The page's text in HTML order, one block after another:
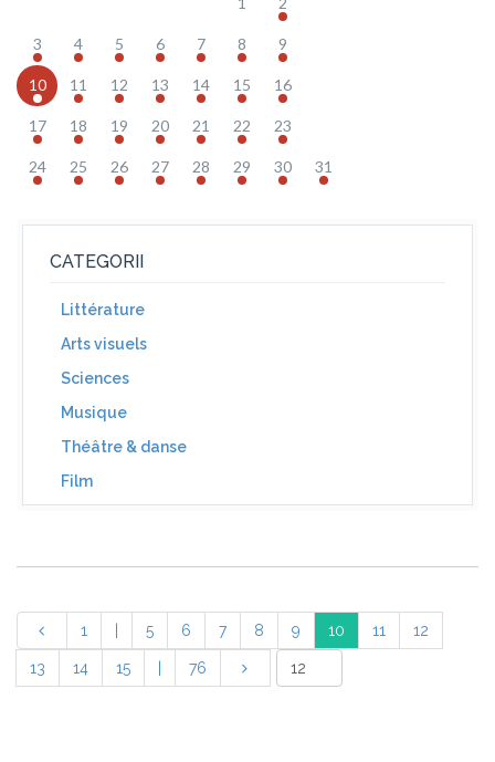
3 4 5 6 7 8 9
10 11 12 13 14 15 16
17 18 19 20 21 22 23
24 25 26 27 28 29 30 31
CATEGORII
Littérature
Arts visuels
Sciences
Musique
Théâtre & danse
Film
1 5 6 7 8 9 10 11 12
13 14 15 76